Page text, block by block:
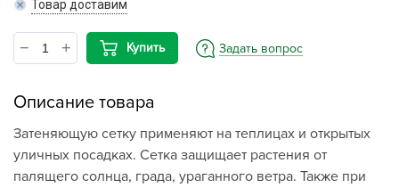
Товар доставим
Купить Задать вопрос
Описание товара
Затеняющую сетку применяют на теплицах и открытых
уличных посадках. Сетка защищает растения от
палящего солнца, града, ураганного ветра. Также при